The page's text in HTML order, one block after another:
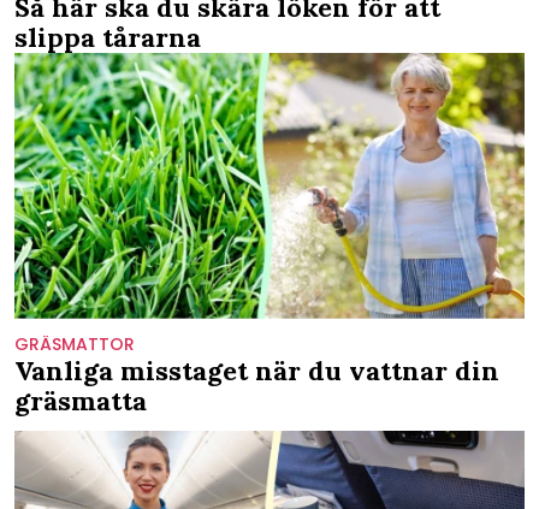
slippa tårarna
GRÄSMATTOR
Vanliga misstaget när du vattnar din
gräsmatta